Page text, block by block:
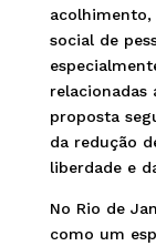
acolhimento,
social de
relacionadas
proposta
da redução
liberdade e
No Rio de
como um